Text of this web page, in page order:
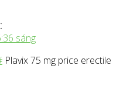
sáng
Plavix 75 mg price erectile